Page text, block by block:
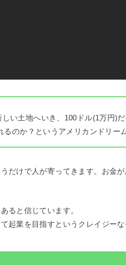
い土地へいき、100ドル(1万円)
のか？というアメリカンドリー
だけで人が寄ってきます。お金
ると信じています。
起業を目指すというクレイジーな